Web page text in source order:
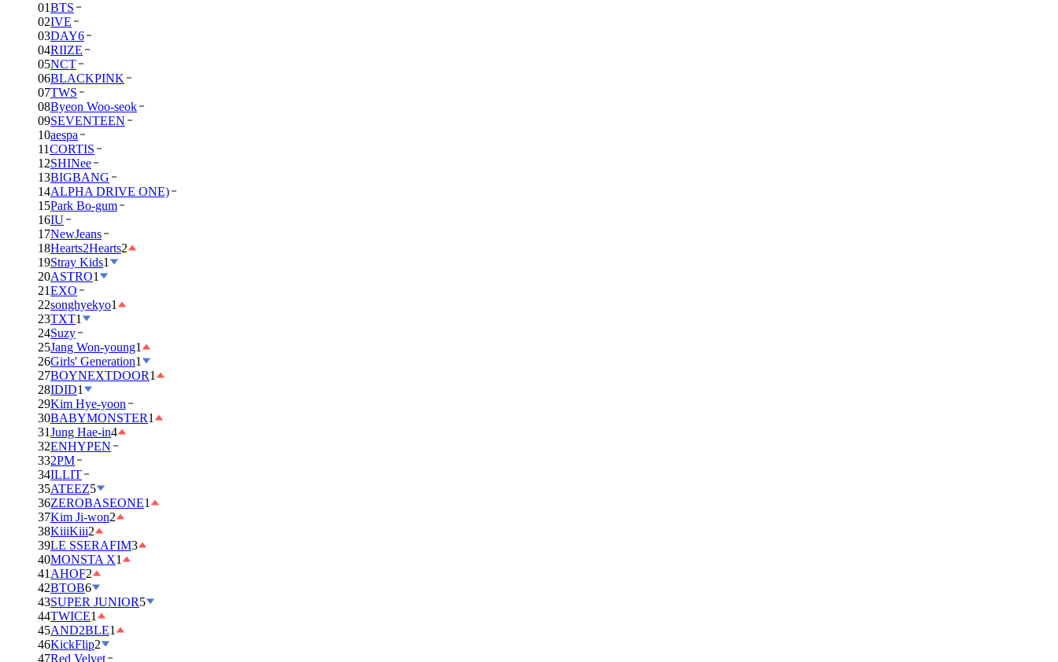
01BTS
02IVE
03DAY6
04RIIZE
05NCT
06BLACKPINK
07TWS
08Byeon Woo-seok
09SEVENTEEN
10aespa
11CORTIS
12SHINee
13BIGBANG
14ALPHA DRIVE ONE)
15Park Bo-gum
16IU
17NewJeans
18Hearts2Hearts2
19Stray Kids1
20ASTRO1
21EXO
22songhyekyo1
23TXT1
24Suzy
25Jang Won-young1
26Girls' Generation1
27BOYNEXTDOOR1
28IDID1
29Kim Hye-yoon
30BABYMONSTER1
31Jung Hae-in4
32ENHYPEN
332PM
34ILLIT
35ATEEZ5
36ZEROBASEONE1
37Kim Ji-won2
38KiiiKiii2
39LE SSERAFIM3
40MONSTA X1
41 AHOF2
42BTOB6
43SUPER JUNIOR5
44TWICE1
45AND2BLE1
46KickFlip2
47Red Velvet